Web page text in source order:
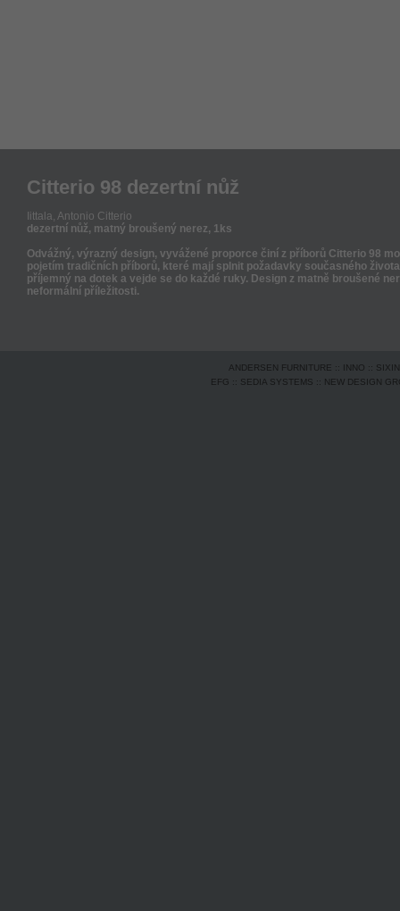
Citterio 98 dezertní nůž
Iittala, Antonio Citterio
dezertní nůž, matný broušený nerez, 1ks
Odvážný, výrazný design, vyvážené proporce činí z příborů Citterio 98
pojetím tradičních příborů, které mají splnit požadavky současného
příjemný na dotek a vejde se do každé ruky. Design z matně broušené
neformální příležitosti.
ANDERSEN FURNITURE :: INNO ::
EFG :: SEDIA SYSTEMS :: NEW DESIGN